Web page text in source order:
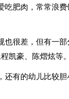
肥肉，常常浪
很差，但有一部
凯豪、陈熠炫等。
还有的幼儿比较